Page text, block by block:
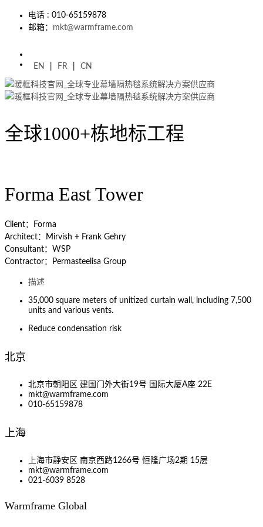
电话 : 010-65159878
邮箱： mkt@warmframe.com
EN FR CN
全球1000+栋地标工程
Forma East Tower
Client：Forma
Architect：Mirvish + Frank Gehry
Consultant：WSP
Contractor：Permasteelisa Group
描述
35,000 square meters of unitized curtain wall, including 7,500
units and various vents.
Reduce condensation risk
北京
北京市朝阳区 建国门外大街19号 国际大厦A座 22E
mkt@warmframe.com
010-65159878
上海
上海市静安区 南京西路1266号 恒隆广场2期 15层
mkt@warmframe.com
021-6039 8528
Warmframe Global